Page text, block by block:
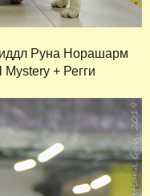
Руна Норашарм
+ Регги